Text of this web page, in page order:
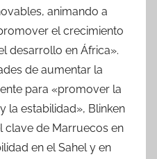
animando a
el crecimiento
desarrollo en África».
de aumentar la
para «promover la
la estabilidad», Blinken
clave de Marruecos en
en el Sahel y en